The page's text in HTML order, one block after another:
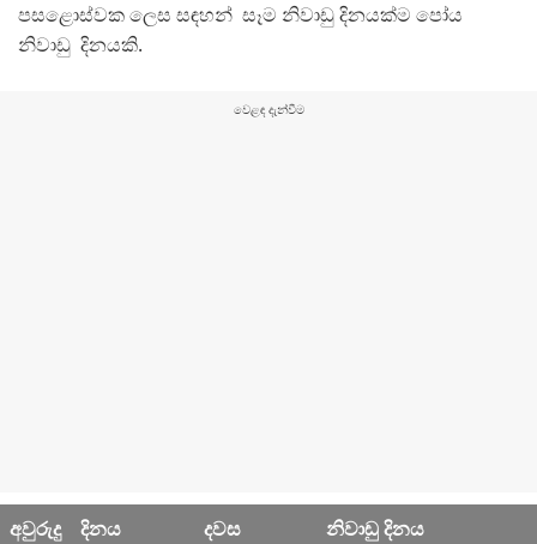
පසළොස්වක ලෙස සඳහන් සෑම නිවාඩු දිනයක්ම පෝය
නිවාඩු දිනයකි.
වෙළඳ දැන්වීම
අවුරුදු දිනය දවස
නිවාඩු දිනය